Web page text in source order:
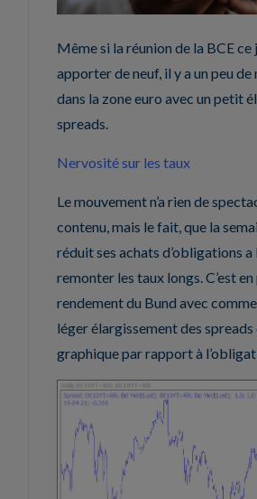
Même si la réunion de la BCE
apporter de neuf, il y a un peu
dans la zone euro avec un petit
spreads.
Nervosité sur les taux
Le mouvement n’a rien de
contenu, mais le fait, que la
réduit ses achats d’obligations
remonter les taux longs. C’est
rendement du Bund avec
léger élargissement des
graphique par rapport à